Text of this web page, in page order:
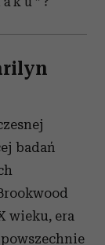
badań
wieku, era